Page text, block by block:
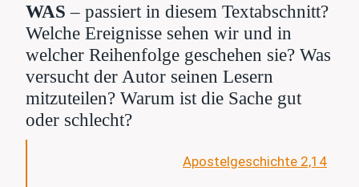
WAS – passiert in diesem Textabschnitt?
Welche Ereignisse sehen wir und in
welcher Reihenfolge geschehen sie? Was
versucht der Autor seinen Lesern
mitzuteilen? Warum ist die Sache gut
oder schlecht?
Apostelgeschichte 2,14